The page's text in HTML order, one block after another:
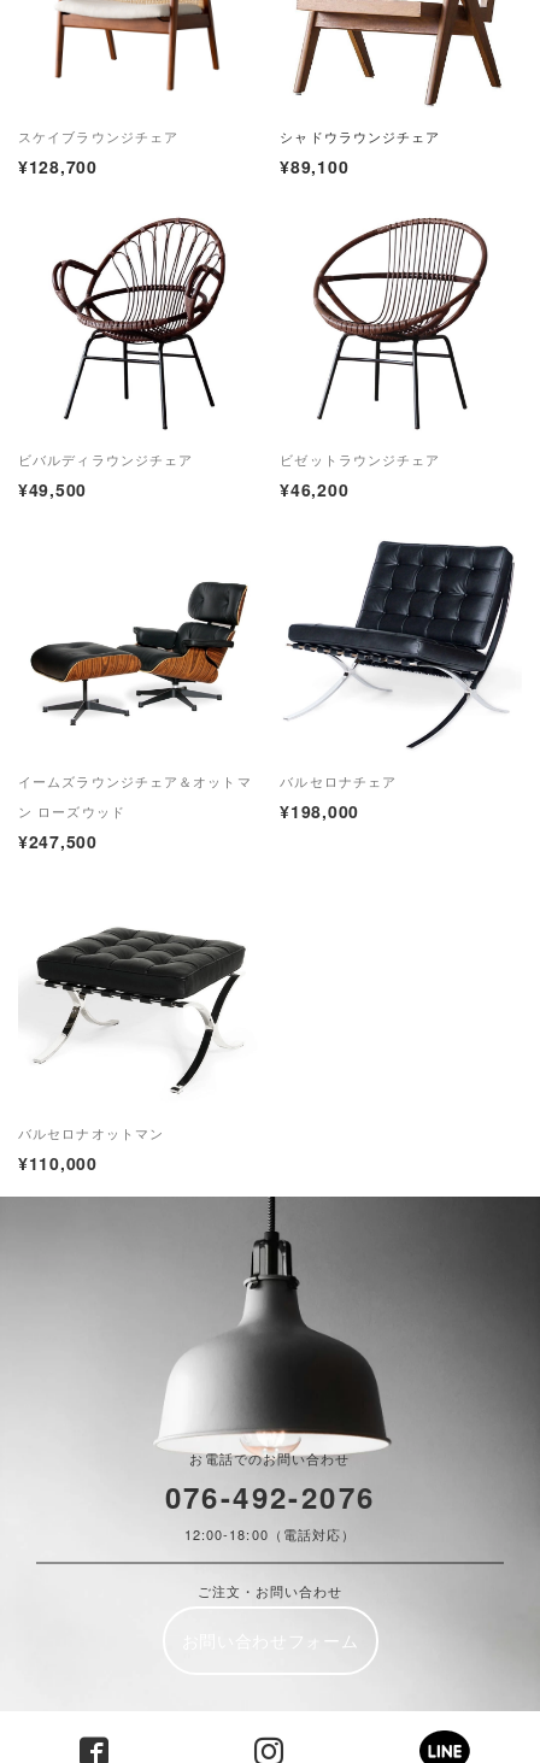
スケイブラウンジチェア
¥128,700
シャドウラウンジチェア
¥89,100
ビバルディラウンジチェア
¥49,500
ビゼットラウンジチェア
¥46,200
イームズラウンジチェア＆オットマ
ン ローズウッド
¥247,500
バルセロナチェア
¥198,000
バルセロナオットマン
¥110,000
お電話でのお問い合わせ
076-492-2076
12:00-18:00（電話対応）
ご注文・お問い合わせ
お問い合わせフォーム